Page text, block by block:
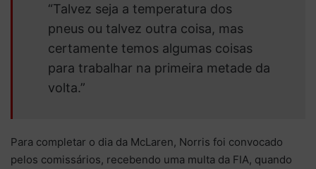
“Talvez seja a temperatura dos
pneus ou talvez outra coisa, mas
certamente temos algumas coisas
para trabalhar na primeira metade da
volta.”
Para completar o dia da McLaren, Norris foi convocado
pelos comissários, recebendo uma multa da FIA, quando